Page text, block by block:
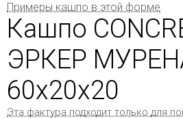
Примеры кашпо в этой форме
Кашпо
ЭРКЕР
60x20x20
Эта фактура подходит только для